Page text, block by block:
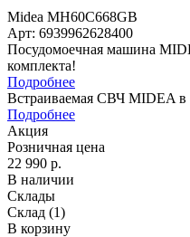
Midea MH60C668GB
Арт: 6939962628400
Посудомоечная машина
комплекта!
Подробнее
Встраиваемая СВЧ MIDEA в
Подробнее
Акция
Розничная цена
22 990 р.
В наличии
Склады
Склад (1)
В корзину